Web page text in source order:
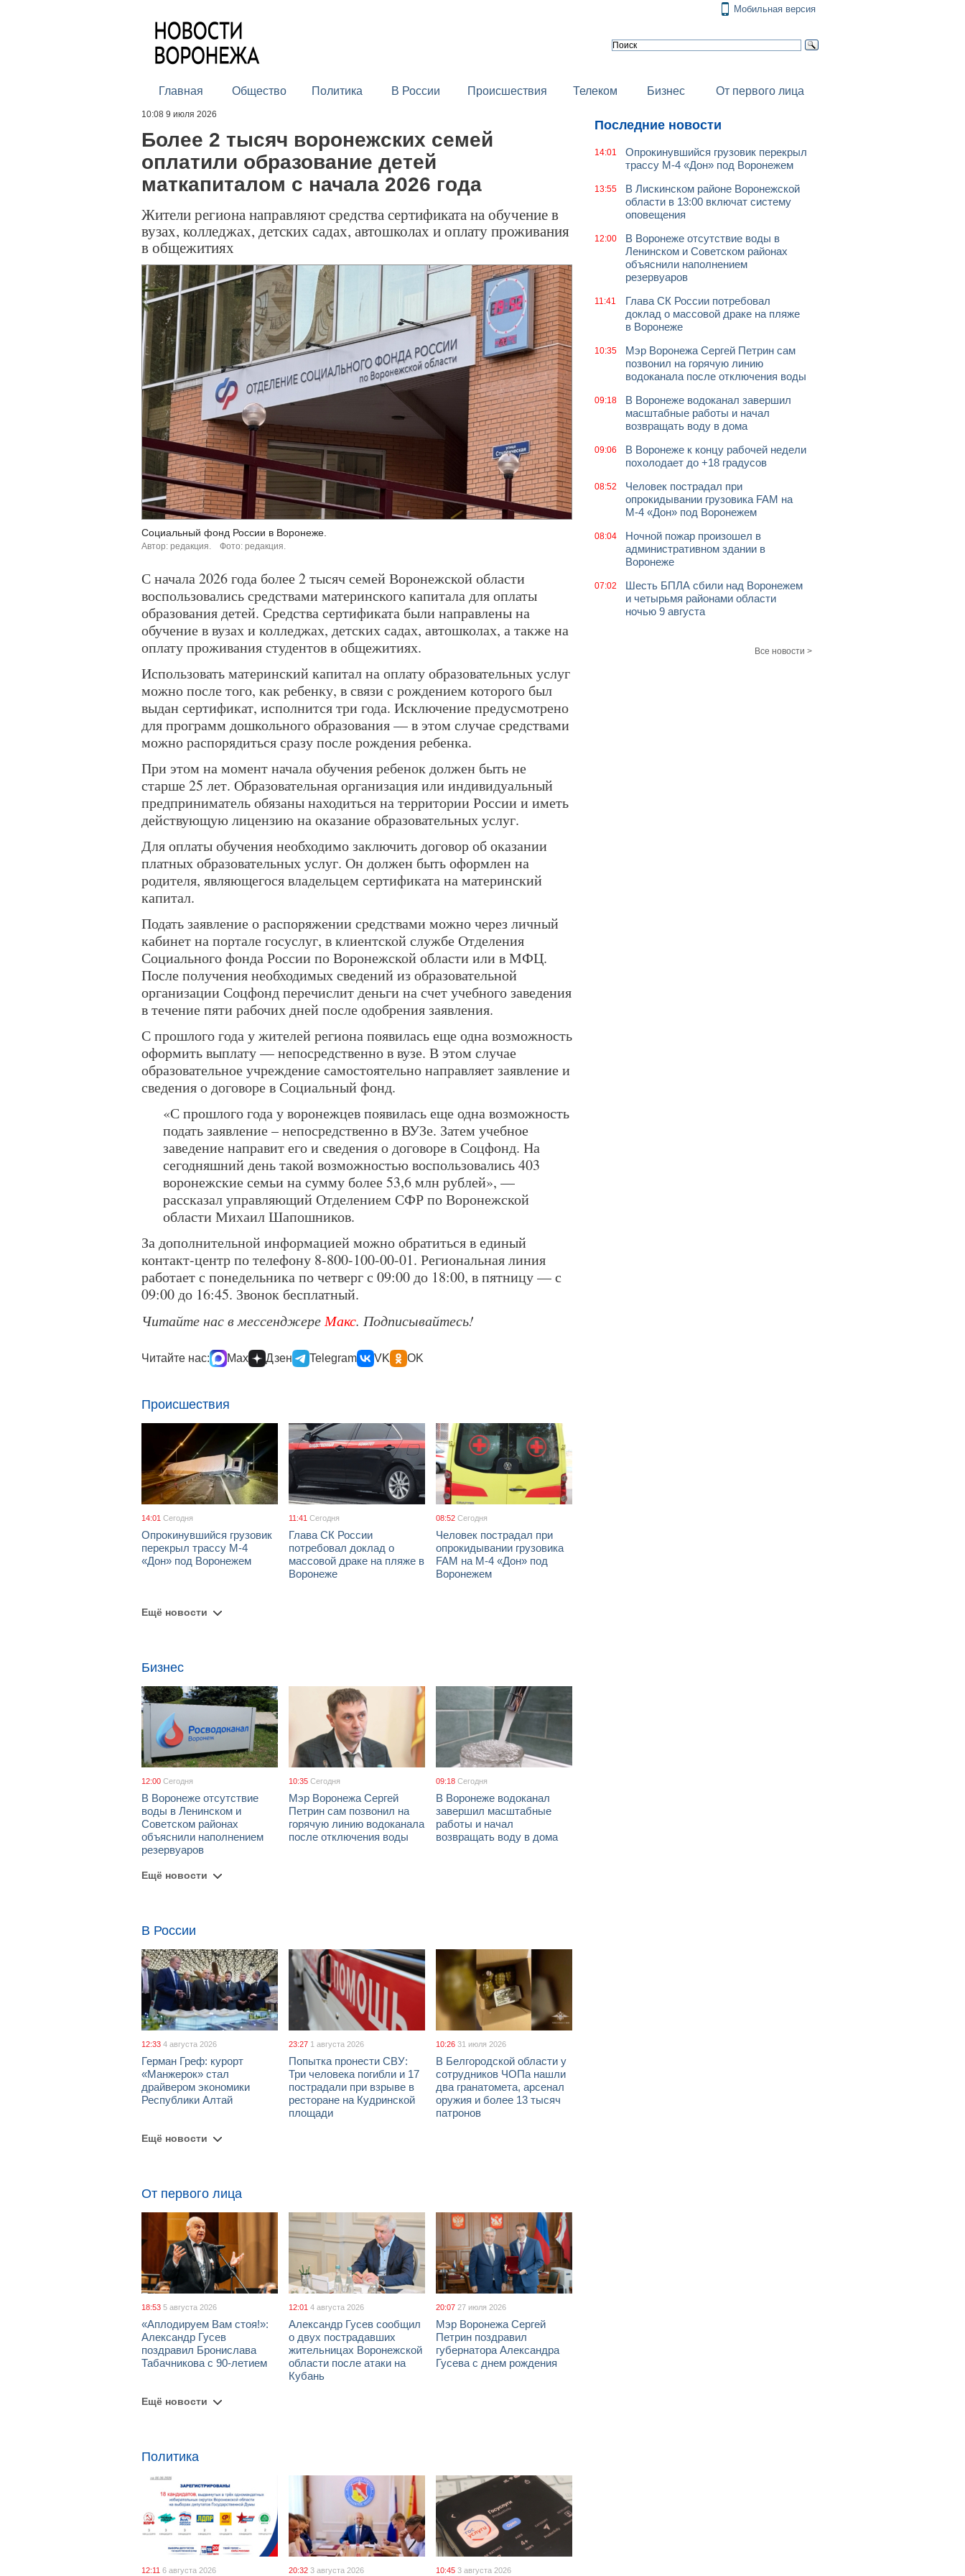
Мобильная версия
Главная Общество Политика В России Происшествия Телеком Бизнес От первого лица
10:08 9 июля 2026
Более 2 тысяч воронежских семей
оплатили образование детей
маткапиталом с начала 2026 года
Жители региона направляют средства сертификата на обучение в
вузах, колледжах, детских садах, автошколах и оплату проживания
в общежитиях
Социальный фонд России в Воронеже.
Автор: редакция. Фото: редакция.
С начала 2026 года более 2 тысяч семей Воронежской области
воспользовались средствами материнского капитала для оплаты
образования детей. Средства сертификата были направлены на
обучение в вузах и колледжах, детских садах, автошколах, а также на
оплату проживания студентов в общежитиях.
Использовать материнский капитал на оплату образовательных услуг
можно после того, как ребенку, в связи с рождением которого был
выдан сертификат, исполнится три года. Исключение предусмотрено
для программ дошкольного образования — в этом случае средствами
можно распорядиться сразу после рождения ребенка.
При этом на момент начала обучения ребенок должен быть не
старше 25 лет. Образовательная организация или индивидуальный
предприниматель обязаны находиться на территории России и иметь
действующую лицензию на оказание образовательных услуг.
Для оплаты обучения необходимо заключить договор об оказании
платных образовательных услуг. Он должен быть оформлен на
родителя, являющегося владельцем сертификата на материнский
капитал.
Подать заявление о распоряжении средствами можно через личный
кабинет на портале госуслуг, в клиентской службе Отделения
Социального фонда России по Воронежской области или в МФЦ.
После получения необходимых сведений из образовательной
организации Соцфонд перечислит деньги на счет учебного заведения
в течение пяти рабочих дней после одобрения заявления.
С прошлого года у жителей региона появилась еще одна возможность
оформить выплату — непосредственно в вузе. В этом случае
образовательное учреждение самостоятельно направляет заявление и
сведения о договоре в Социальный фонд.
«С прошлого года у воронежцев появилась еще одна возможность
подать заявление – непосредственно в ВУЗе. Затем учебное
заведение направит его и сведения о договоре в Соцфонд. На
сегодняшний день такой возможностью воспользовались 403
воронежские семьи на сумму более 53,6 млн рублей», —
рассказал управляющий Отделением СФР по Воронежской
области Михаил Шапошников.
За дополнительной информацией можно обратиться в единый
контакт-центр по телефону 8-800-100-00-01. Региональная линия
работает с понедельника по четверг с 09:00 до 18:00, в пятницу — с
09:00 до 16:45. Звонок бесплатный.
Читайте нас в мессенджере Макс. Подписывайтесь!
Читайте нас: Max Дзен Telegram VK OK
Происшествия
14:01 Сегодня
Опрокинувшийся грузовик
перекрыл трассу М-4
«Дон» под Воронежем
11:41 Сегодня
Глава СК России
потребовал доклад о
массовой драке на пляже в
Воронеже
08:52 Сегодня
Человек пострадал при
опрокидывании грузовика
FAM на М-4 «Дон» под
Воронежем
Ещё новости
Бизнес
12:00 Сегодня
В Воронеже отсутствие
воды в Ленинском и
Советском районах
объяснили наполнением
резервуаров
10:35 Сегодня
Мэр Воронежа Сергей
Петрин сам позвонил на
горячую линию водоканала
после отключения воды
09:18 Сегодня
В Воронеже водоканал
завершил масштабные
работы и начал
возвращать воду в дома
Ещё новости
В России
12:33 4 августа 2026
Герман Греф: курорт
«Манжерок» стал
драйвером экономики
Республики Алтай
23:27 1 августа 2026
Попытка пронести СВУ:
Три человека погибли и 17
пострадали при взрыве в
ресторане на Кудринской
площади
10:26 31 июля 2026
В Белгородской области у
сотрудников ЧОПа нашли
два гранатомета, арсенал
оружия и более 13 тысяч
патронов
Ещё новости
От первого лица
18:53 5 августа 2026
«Аплодируем Вам стоя!»:
Александр Гусев
поздравил Бронислава
Табачникова с 90-летием
12:01 4 августа 2026
Александр Гусев сообщил
о двух пострадавших
жительницах Воронежской
области после атаки на
Кубань
20:07 27 июля 2026
Мэр Воронежа Сергей
Петрин поздравил
губернатора Александра
Гусева с днем рождения
Ещё новости
Политика
12:11 6 августа 2026 20:32 3 августа 2026 10:45 3 августа 2026
Последние новости
14:01
Опрокинувшийся грузовик перекрыл
трассу М-4 «Дон» под Воронежем
13:55
В Лискинском районе Воронежской
области в 13:00 включат систему
оповещения
12:00
В Воронеже отсутствие воды в
Ленинском и Советском районах
объяснили наполнением
резервуаров
11:41
Глава СК России потребовал
доклад о массовой драке на пляже
в Воронеже
10:35
Мэр Воронежа Сергей Петрин сам
позвонил на горячую линию
водоканала после отключения воды
09:18
В Воронеже водоканал завершил
масштабные работы и начал
возвращать воду в дома
09:06
В Воронеже к концу рабочей недели
похолодает до +18 градусов
08:52
Человек пострадал при
опрокидывании грузовика FAM на
М-4 «Дон» под Воронежем
08:04
Ночной пожар произошел в
административном здании в
Воронеже
07:02
Шесть БПЛА сбили над Воронежем
и четырьмя районами области
ночью 9 августа
Все новости >